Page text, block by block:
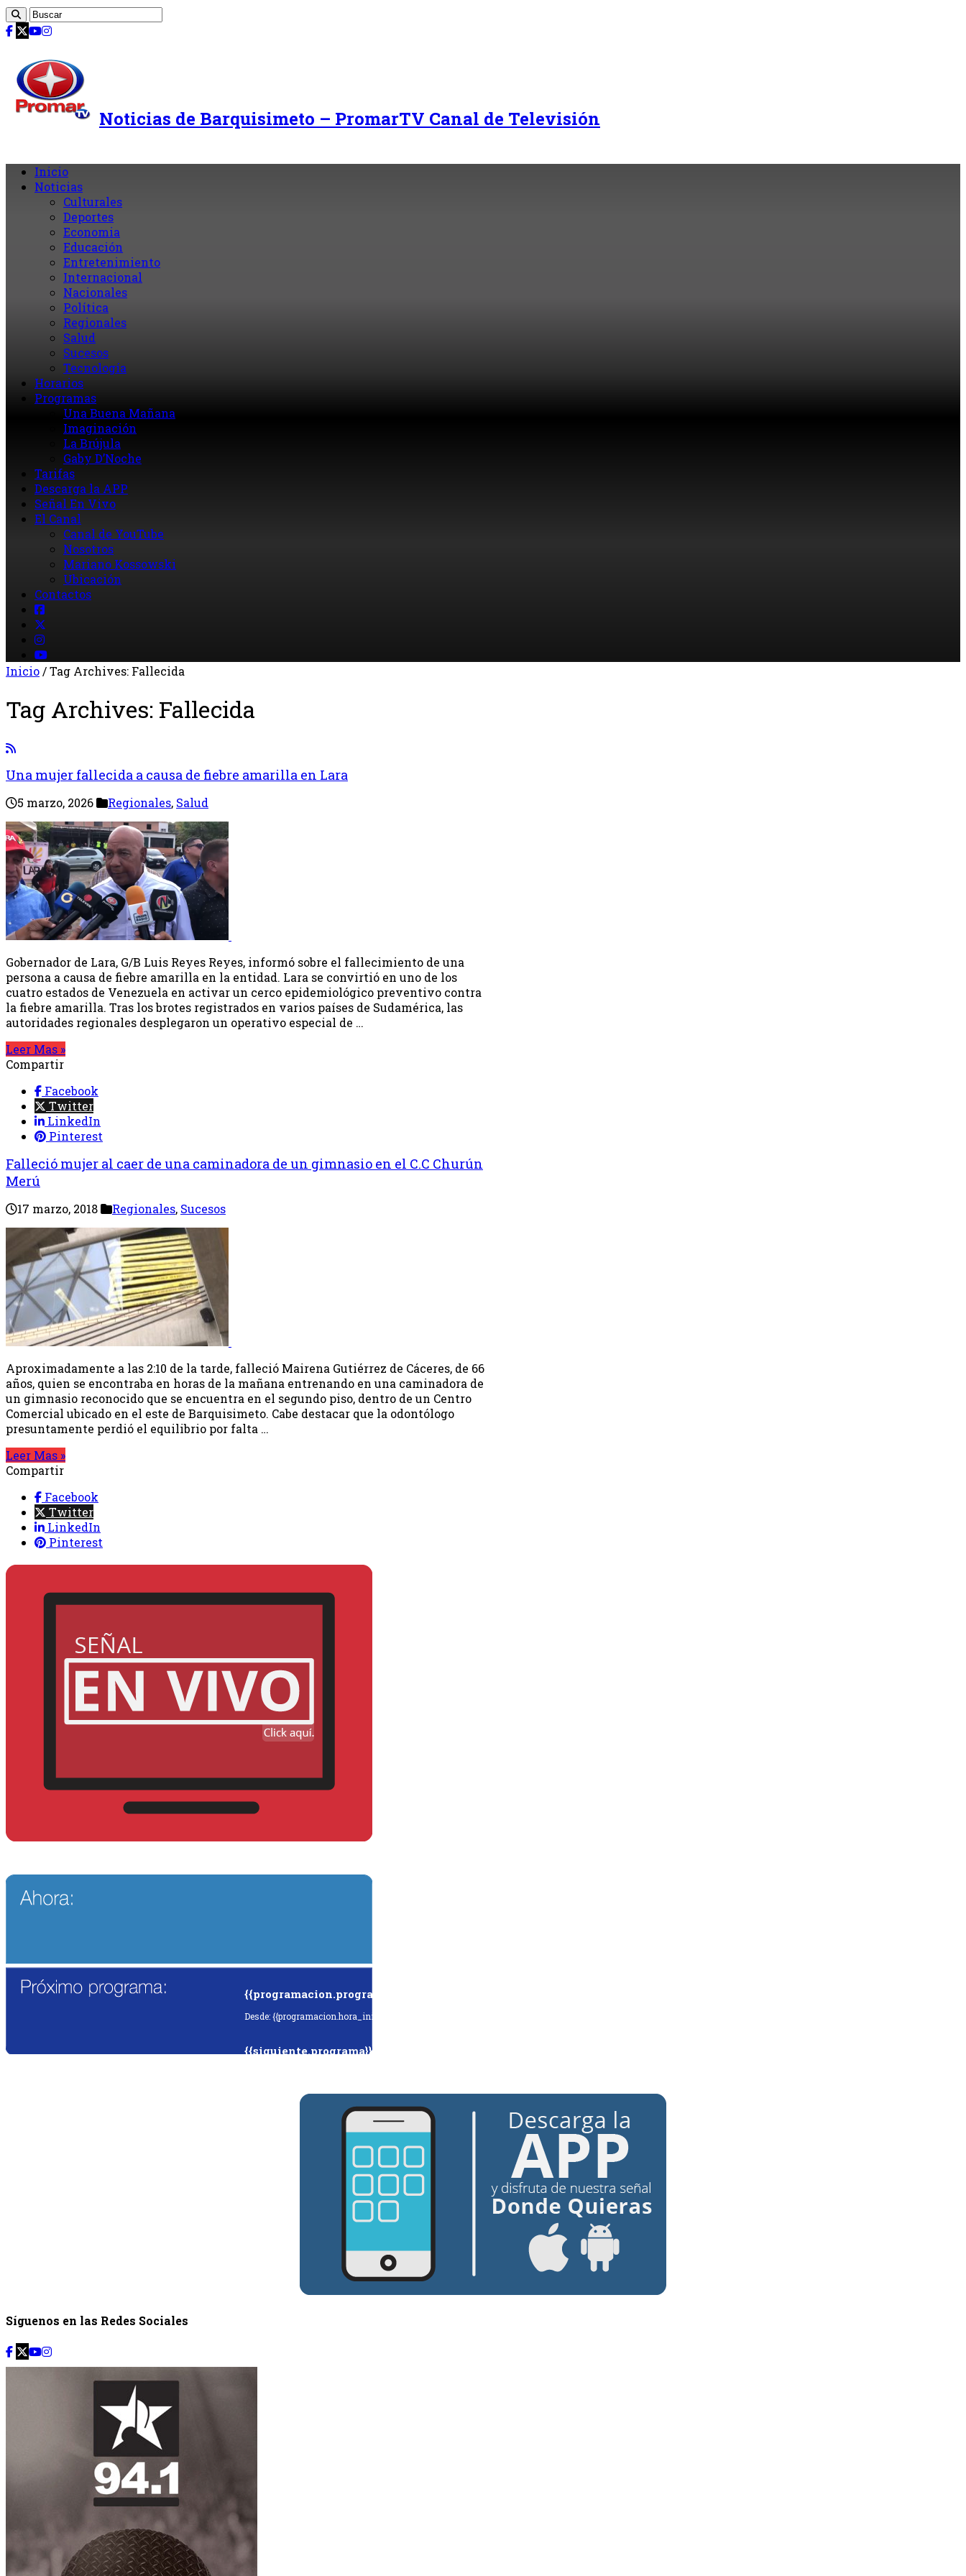
Noticias de Barquisimeto – PromarTV Canal de Televisión
Inicio
Noticias
Culturales
Deportes
Economia
Educación
Entretenimiento
Internacional
Nacionales
Política
Regionales
Salud
Sucesos
Tecnología
Horarios
Programas
Una Buena Mañana
Imaginación
La Brújula
Gaby D’Noche
Tarifas
Descarga la APP
Señal En Vivo
El Canal
Canal de YouTube
Nosotros
Mariano Kossowski
Ubicación
Contactos
Inicio/Tag Archives: Fallecida
Tag Archives: Fallecida
Una mujer fallecida a causa de fiebre amarilla en Lara
5 marzo, 2026 Regionales, Salud
Gobernador de Lara, G/B Luis Reyes Reyes, informó sobre el fallecimiento de una
persona a causa de fiebre amarilla en la entidad. Lara se convirtió en uno de los
cuatro estados de Venezuela en activar un cerco epidemiológico preventivo contra
la fiebre amarilla. Tras los brotes registrados en varios países de Sudamérica, las
autoridades regionales desplegaron un operativo especial de …
Leer Mas »
Compartir
Facebook
Twitter
LinkedIn
Pinterest
Falleció mujer al caer de una caminadora de un gimnasio en el C.C Churún
Merú
17 marzo, 2018 Regionales, Sucesos
Aproximadamente a las 2:10 de la tarde, falleció Mairena Gutiérrez de Cáceres, de 66
años, quien se encontraba en horas de la mañana entrenando en una caminadora de
un gimnasio reconocido que se encuentra en el segundo piso, dentro de un Centro
Comercial ubicado en el este de Barquisimeto. Cabe destacar que la odontólogo
presuntamente perdió el equilibrio por falta …
Leer Mas »
Compartir
Facebook
Twitter
LinkedIn
Pinterest
{{programacion.programa}}
Desde: {{programacion.hora_inicio}} Hasta: {{programacion.hora_fin}}
{{siguiente.programa}}
Síguenos en las Redes Sociales